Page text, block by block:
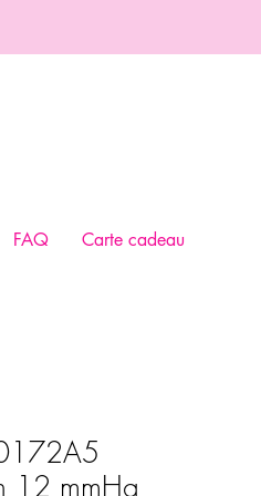
FAQ Carte cadeau
12 mmHg